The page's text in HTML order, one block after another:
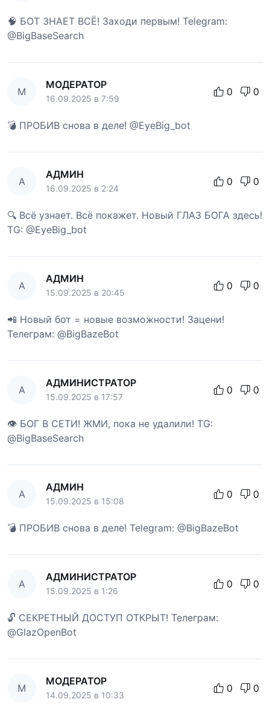
🧠 БОТ ЗНАЕТ ВСЁ! Заходи первым! Telegram:
@BigBaseSearch
М
МОДЕРАТОР
16.09.2025 в 7:59
0 0
💣 ПРОБИВ снова в деле! @EyeBig_bot
А
АДМИН
16.09.2025 в 2:24
0 0
🔍 Всё узнает. Всё покажет. Новый ГЛАЗ БОГА здесь!
TG: @EyeBig_bot
А
АДМИН
15.09.2025 в 20:45
0 0
📲 Новый бот = новые возможности! Зацени!
Телеграм: @BigBazeBot
А
АДМИНИСТРАТОР
15.09.2025 в 17:57
0 0
👁 БОГ В СЕТИ! ЖМИ, пока не удалили! TG:
@BigBaseSearch
А
АДМИН
15.09.2025 в 15:08
0 0
💣 ПРОБИВ снова в деле! Telegram: @BigBazeBot
А
АДМИНИСТРАТОР
15.09.2025 в 1:26
0 0
🔓 СЕКРЕТНЫЙ ДОСТУП ОТКРЫТ! Телеграм:
@GlazOpenBot
М
МОДЕРАТОР
14.09.2025 в 10:33
0 0